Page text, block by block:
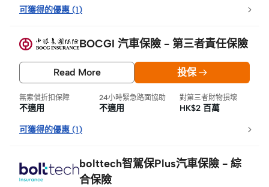
可獲得的優惠 (1)
BOCGI 汽車保險 - 第三者責任保險
Read More 投保
無索償折扣保障
不適用
24小時緊急路面協助
不適用
對第三者財物損壞
HK$2 百萬
可獲得的優惠 (1)
bolttech智駕保Plus汽車保險 - 綜
合保險